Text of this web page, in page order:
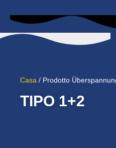
Casa / Prodotto
TIPO 1+2